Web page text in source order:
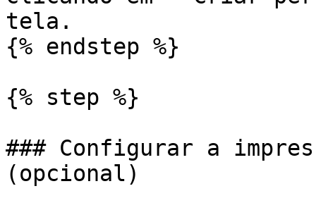
tela.
{% endstep %}
{% step %}
### Configurar a
(opcional)